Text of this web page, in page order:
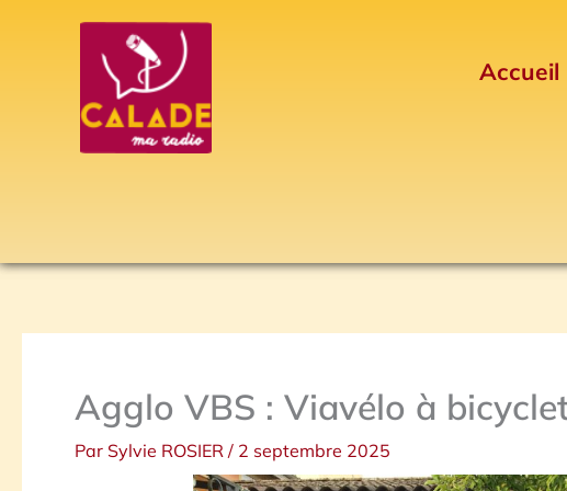
Accueil
Agglo VBS : Viavélo à
Par Sylvie ROSIER / 2 septembre 2025